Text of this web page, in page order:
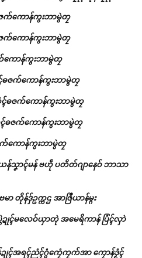
က်ကောန်ကွးဘာမွဲတၠ
က်ကောန်ကွးဘာမွဲတၠ
ကောန်ကွးဘာမွဲတၠ
ဓဇက်ကောန်ကွးဘာမွဲတၠ
ၚ်ဓဇက်ကောန်ကွးဘာမွဲတၠ
ဓဇက်ကောန်ကွးဘာမွဲတၠ
ကောန်ကွးဘာမွဲတၠ
သၞာၚ်မန် ဗဟဵု ပတိတ်ဂျာနေဝ် ဘာသာ
န်ဒှ်ဥက္ကဌ အာဇြဳယာန်မ္ဂး
ဍုၚ်မလေဝ်ယှာတုဲ အမေရိကာန် ပြံၚ်လှာဲ
ၚ်အရၚ်ညံၚ်ဂွံကၠေံကၠက်အာ ကၠောန်ဒၟံၚ်